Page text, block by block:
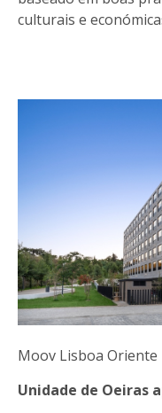
culturais e
Moov Lisboa Oriente
Unidade de Oeiras